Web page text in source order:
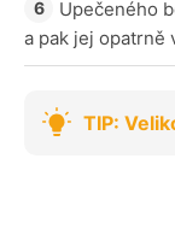
Upečeného
a pak jej opatrně
TIP: